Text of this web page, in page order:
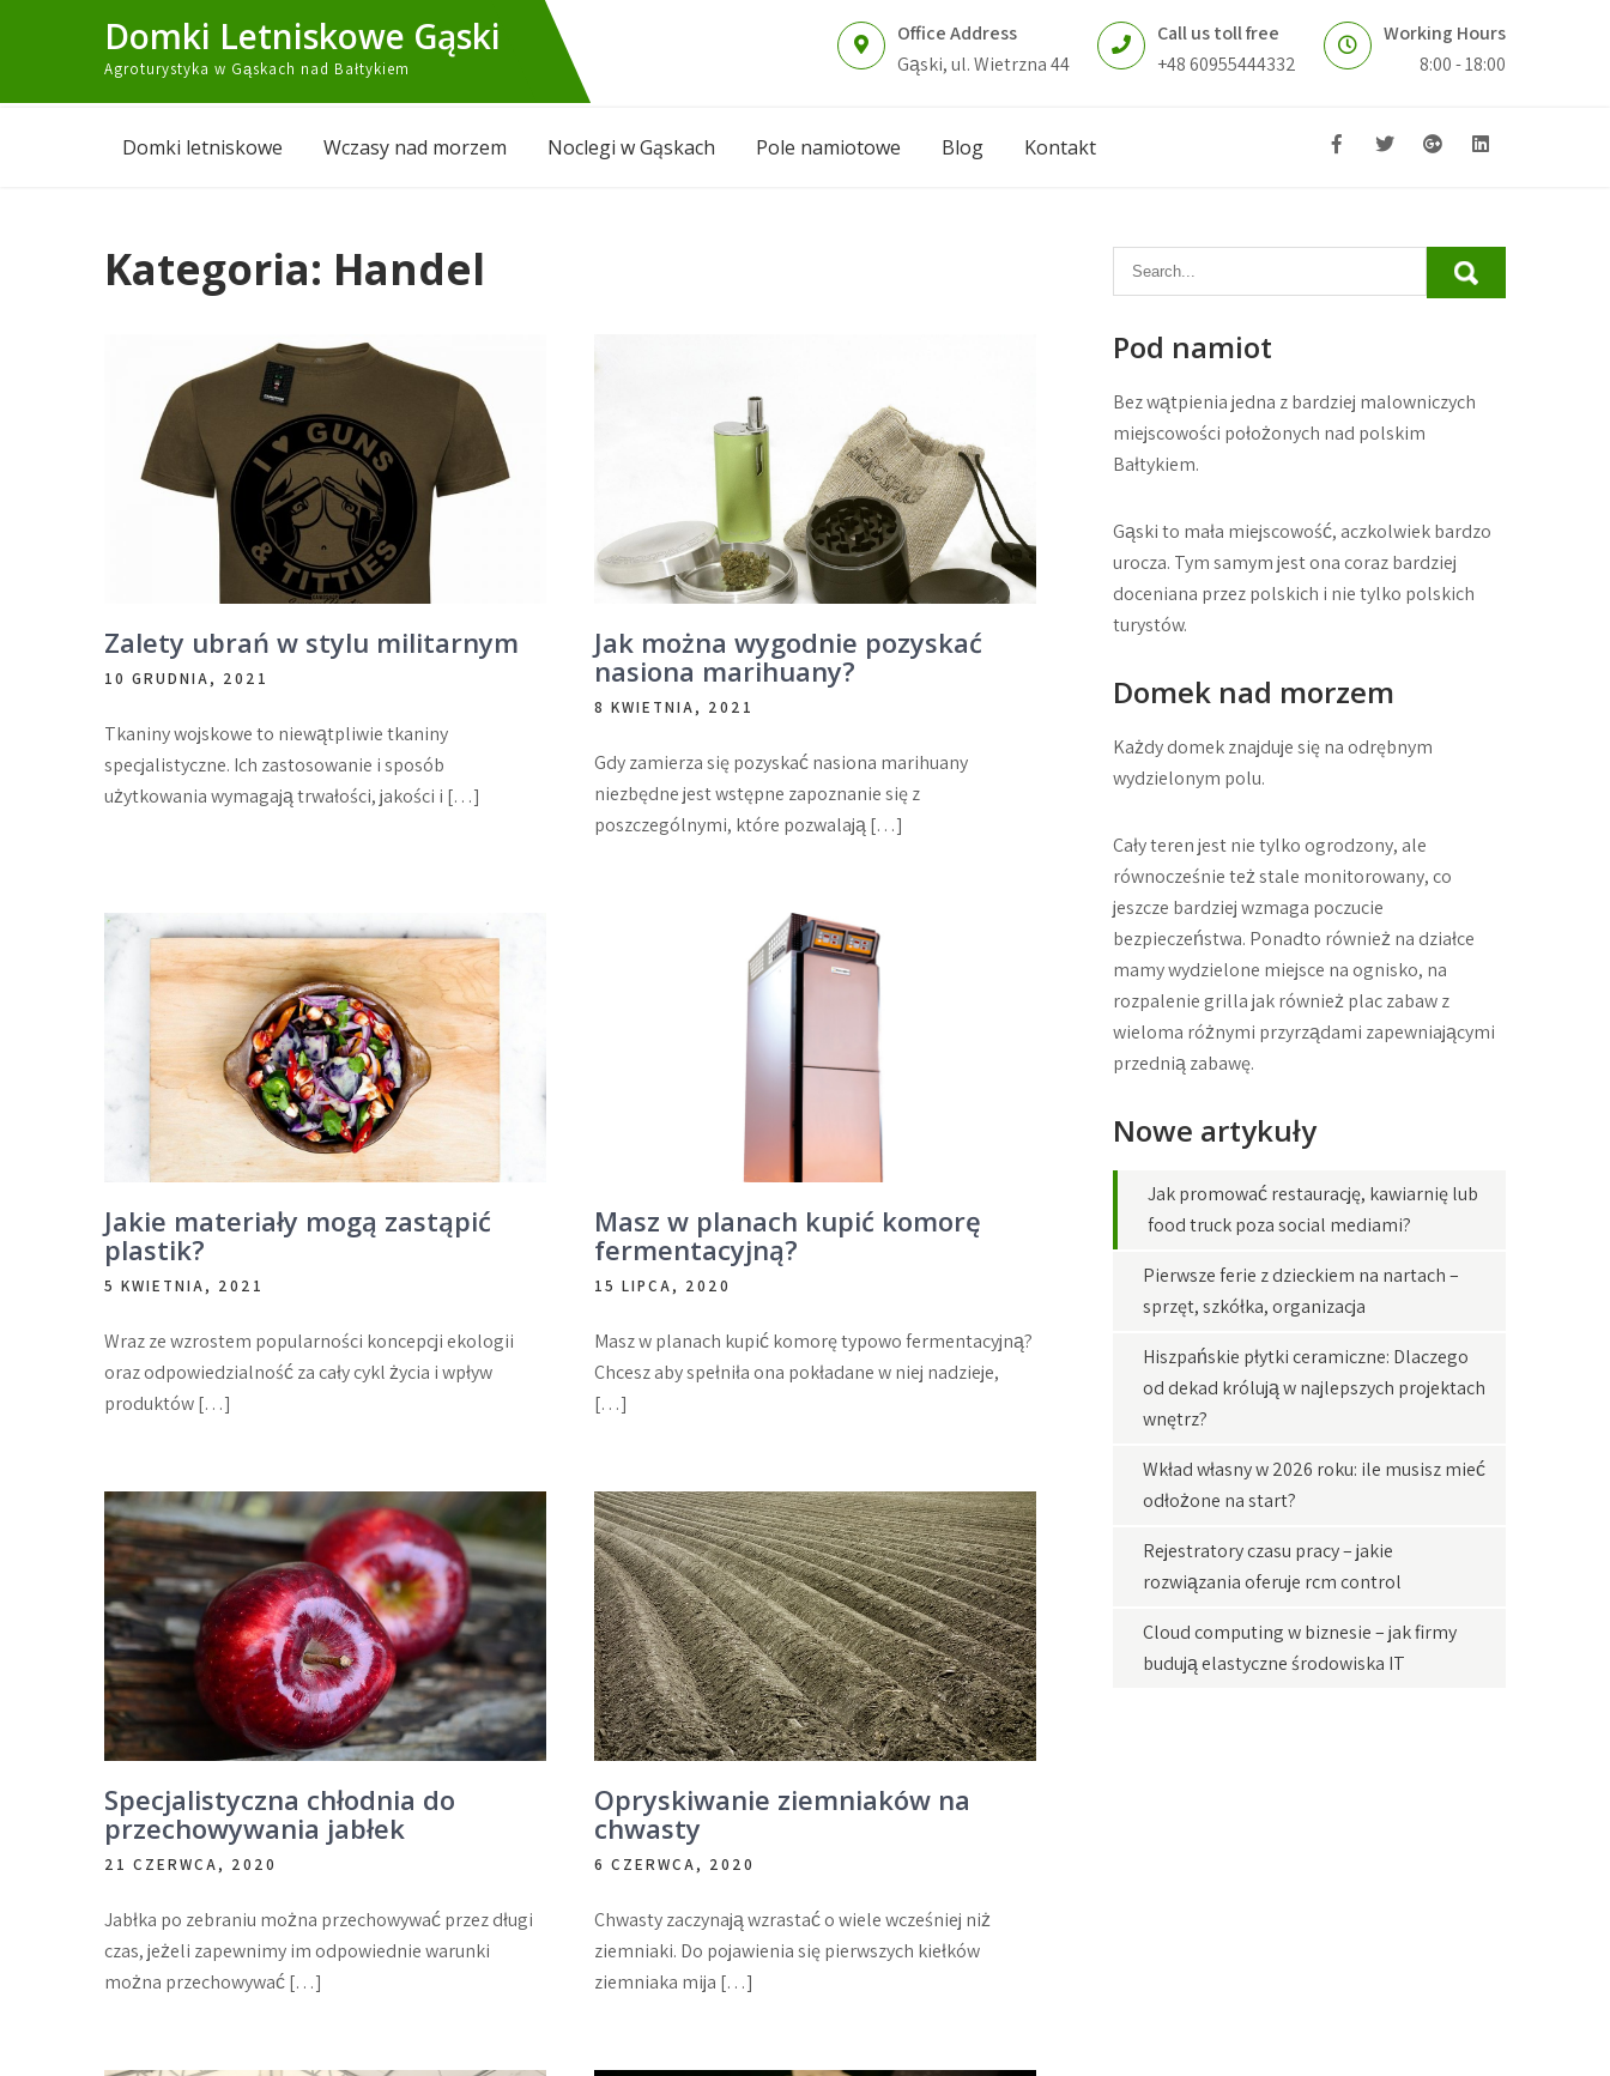
Domki Letniskowe Gąski
Agroturystyka w Gąskach nad Bałtykiem
Office Address
Gąski, ul. Wietrzna 44
Call us toll free
+48 60955444332
Working Hours
8:00 - 18:00
Domki letniskowe Wczasy nad morzem Noclegi w Gąskach Pole namiotowe Blog Kontakt
Kategoria: Handel
Zalety ubrań w stylu militarnym
10 GRUDNIA, 2021
Tkaniny wojskowe to niewątpliwie tkaniny
specjalistyczne. Ich zastosowanie i sposób
użytkowania wymagają trwałości, jakości i […]
Jak można wygodnie pozyskać
nasiona marihuany?
8 KWIETNIA, 2021
Gdy zamierza się pozyskać nasiona marihuany
niezbędne jest wstępne zapoznanie się z
poszczególnymi, które pozwalają […]
Jakie materiały mogą zastąpić
plastik?
5 KWIETNIA, 2021
Wraz ze wzrostem popularności koncepcji ekologii
oraz odpowiedzialność za cały cykl życia i wpływ
produktów […]
Masz w planach kupić komorę
fermentacyjną?
15 LIPCA, 2020
Masz w planach kupić komorę typowo fermentacyjną?
Chcesz aby spełniła ona pokładane w niej nadzieje,
[…]
Specjalistyczna chłodnia do
przechowywania jabłek
21 CZERWCA, 2020
Jabłka po zebraniu można przechowywać przez długi
czas, jeżeli zapewnimy im odpowiednie warunki
można przechowywać […]
Opryskiwanie ziemniaków na
chwasty
6 CZERWCA, 2020
Chwasty zaczynają wzrastać o wiele wcześniej niż
ziemniaki. Do pojawienia się pierwszych kiełków
ziemniaka mija […]
Pod namiot
Bez wątpienia jedna z bardziej malowniczych
miejscowości położonych nad polskim
Bałtykiem.
Gąski to mała miejscowość, aczkolwiek bardzo
urocza. Tym samym jest ona coraz bardziej
doceniana przez polskich i nie tylko polskich
turystów.
Domek nad morzem
Każdy domek znajduje się na odrębnym
wydzielonym polu.
Cały teren jest nie tylko ogrodzony, ale
równocześnie też stale monitorowany, co
jeszcze bardziej wzmaga poczucie
bezpieczeństwa. Ponadto również na działce
mamy wydzielone miejsce na ognisko, na
rozpalenie grilla jak również plac zabaw z
wieloma różnymi przyrządami zapewniającymi
przednią zabawę.
Nowe artykuły
Jak promować restaurację, kawiarnię lub
food truck poza social mediami?
Pierwsze ferie z dzieckiem na nartach –
sprzęt, szkółka, organizacja
Hiszpańskie płytki ceramiczne: Dlaczego
od dekad królują w najlepszych projektach
wnętrz?
Wkład własny w 2026 roku: ile musisz mieć
odłożone na start?
Rejestratory czasu pracy – jakie
rozwiązania oferuje rcm control
Cloud computing w biznesie – jak firmy
budują elastyczne środowiska IT